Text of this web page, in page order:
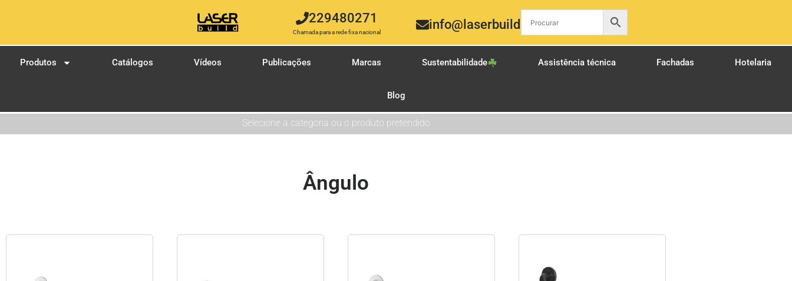
229480271
Chamada para a rede fixa nacional
info@laserbuild.pt
Produtos Catálogos Vídeos Publicações Marcas Sustentabilidade Assistência técnica Fachadas Hotelaria
Blog
Selecione a categoria ou o produto pretendido
Ângulo